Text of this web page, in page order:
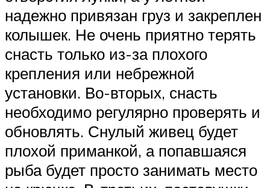
надежно привязан груз и закреплен
колышек. Не очень приятно терять
снасть только из-за плохого
крепления или небрежной
установки. Во-вторых, снасть
необходимо регулярно проверять и
обновлять. Снулый живец будет
плохой приманкой, а попавшаяся
рыба будет просто занимать место